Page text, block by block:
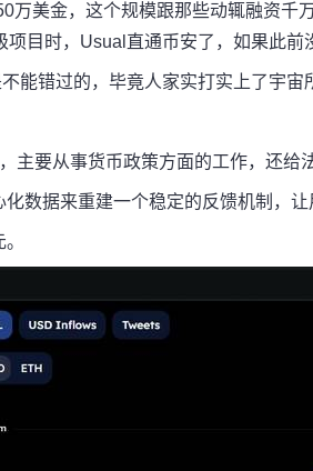
万美金，这个规模跟那些动辄融资千
目时，Usual直通币安了，如果此前
能错过的，毕竟人家实打实上了宇宙
主要从事货币政策方面的工作，还给
数据来重建一个稳定的反馈机制，让